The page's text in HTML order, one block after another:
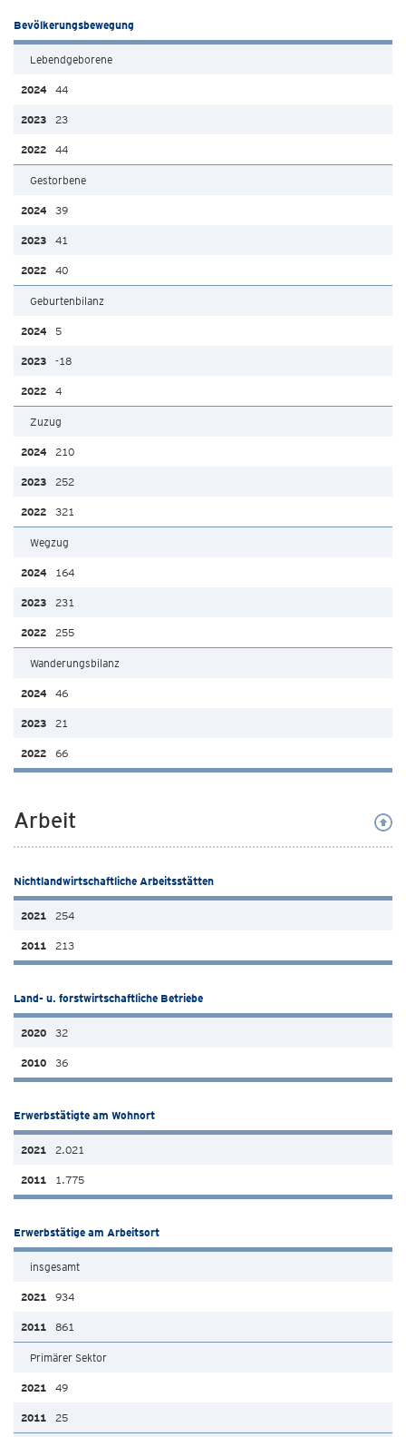
Bevölkerungsbewegung
Lebendgeborene
44
23
44
Gestorbene
39
41
40
Geburtenbilanz
5
-18
4
Zuzug
210
252
321
Wegzug
164
231
255
Wanderungsbilanz
46
21
66
Arbeit
Nichtlandwirtschaftliche Arbeitsstätten
254
213
Land- u. forstwirtschaftliche Betriebe
32
36
Erwerbstätigte am Wohnort
2.021
1.775
Erwerbstätige am Arbeitsort
insgesamt
934
861
Primärer Sektor
49
25